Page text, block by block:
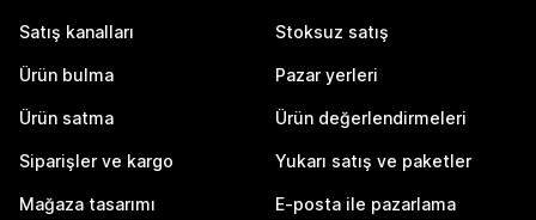
Satış kanalları
Ürün bulma
Ürün satma
Siparişler ve kargo
Mağaza tasarımı
Stoksuz satış
Pazar yerleri
Ürün değerlendirmeleri
Yukarı satış ve paketler
E-posta ile pazarlama